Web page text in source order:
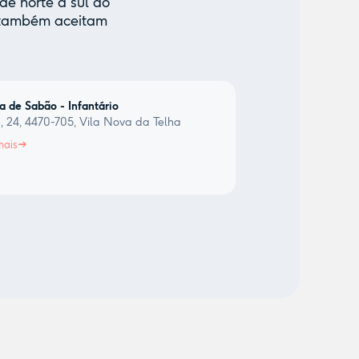
aceitam
de Sabão - Infantário
24, 4470-705, Vila Nova da Telha